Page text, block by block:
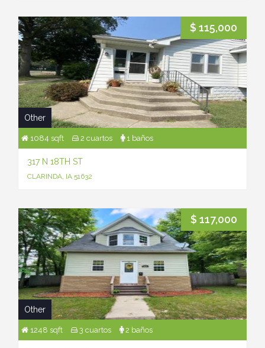
$ 115,000
Other
1084 sqft 2 cuartos 1 baños
317 N 18TH ST
CLARINDA, IA 51632
$ 117,000
Other
1248 sqft 3 cuartos 2 baños